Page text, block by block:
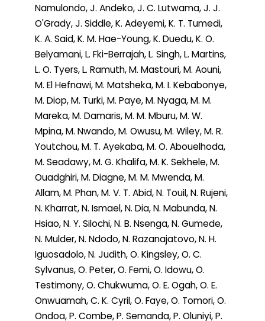
Namulondo, J. Andeko, J. C. Lutwama, J. J.
O'Grady, J. Siddle, K. Adeyemi, K. T. Tumedi,
K. A. Said, K. M. Hae-Young, K. Duedu, K. O.
Belyamani, L. Fki-Berrajah, L. Singh, L. Martins,
L. O. Tyers, L. Ramuth, M. Mastouri, M. Aouni,
M. El Hefnawi, M. Matsheka, M. I. Kebabonye,
M. Diop, M. Turki, M. Paye, M. Nyaga, M. M.
Mareka, M. Damaris, M. M. Mburu, M. W.
Mpina, M. Nwando, M. Owusu, M. Wiley, M. R.
Youtchou, M. T. Ayekaba, M. O. Abouelhoda,
M. Seadawy, M. G. Khalifa, M. K. Sekhele, M.
Ouadghiri, M. Diagne, M. M. Mwenda, M.
Allam, M. Phan, M. V. T. Abid, N. Touil, N. Rujeni,
N. Kharrat, N. Ismael, N. Dia, N. Mabunda, N.
Hsiao, N. Y. Silochi, N. B. Nsenga, N. Gumede,
N. Mulder, N. Ndodo, N. Razanajatovo, N. H.
Iguosadolo, N. Judith, O. Kingsley, O. C.
Sylvanus, O. Peter, O. Femi, O. Idowu, O.
Testimony, O. Chukwuma, O. E. Ogah, O. E.
Onwuamah, C. K. Cyril, O. Faye, O. Tomori, O.
Ondoa, P. Combe, P. Semanda, P. Oluniyi, P.